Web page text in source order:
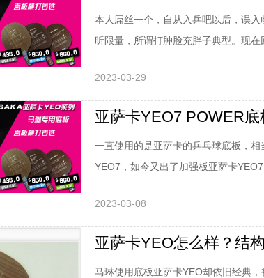
本人屌丝一个，自从入乒吧以后，误
昕限量，所谓打肿脸充胖子典型。现
打。所以多少有些yeo情节。yeo是直
都可以说达到了直板所追求的一种境界
2023-03-29
亚萨卡YEO7 POWER
一直使用的是亚萨卡的乒乓球底板，
YEO7，如今又出了加强板亚萨卡
克，经过打磨拍肩和拍柄，重量会有稍
厚度6mm，重约85克
2023-03-08
亚萨卡YEO怎么样？结
马琳使用底板亚萨卡YEO却依旧经典